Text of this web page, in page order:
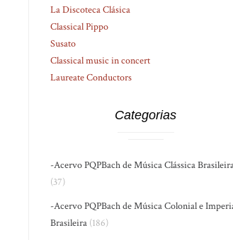
La Discoteca Clásica
Classical Pippo
Susato
Classical music in concert
Laureate Conductors
Categorias
-Acervo PQPBach de Música Clássica
(37)
-Acervo PQPBach de Música Colonial e
Brasileira (186)